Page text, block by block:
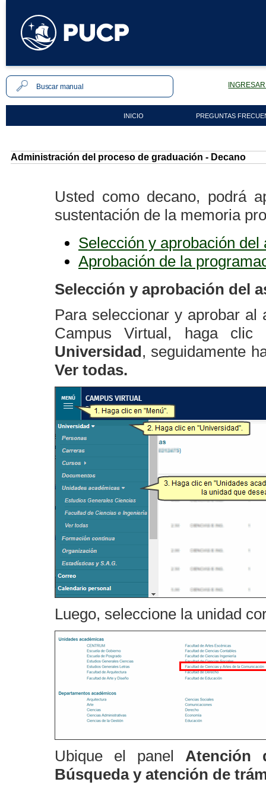
INICIO PREGUNTAS
Administración del proceso de graduación - Decano
Usted como decano, podrá
sustentación de la memoria
Selección y aprobación del
Aprobación de la
Selección y aprobación del
Para seleccionar y aprobar
Campus Virtual, haga
Universidad, seguidamente
Ver todas.
Luego, seleccione la unidad
Ubique el panel Atención
Búsqueda y atención de